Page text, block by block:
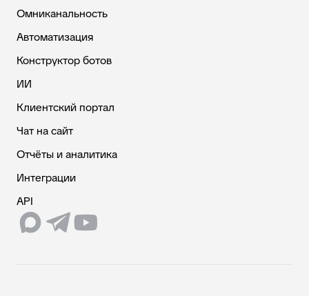
Омниканальность
Автоматизация
Конструктор ботов
ИИ
Клиентский портал
Чат на сайт
Отчёты и аналитика
Интеграции
API